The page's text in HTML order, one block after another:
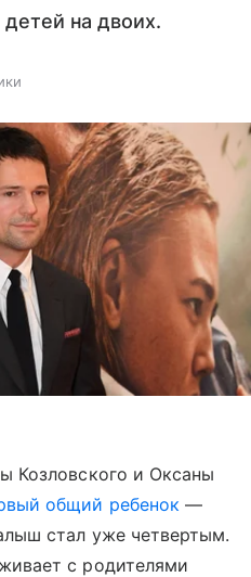
на двоих.
Козловского и Оксаны
общий ребенок —
стал уже четвертым.
с родителями